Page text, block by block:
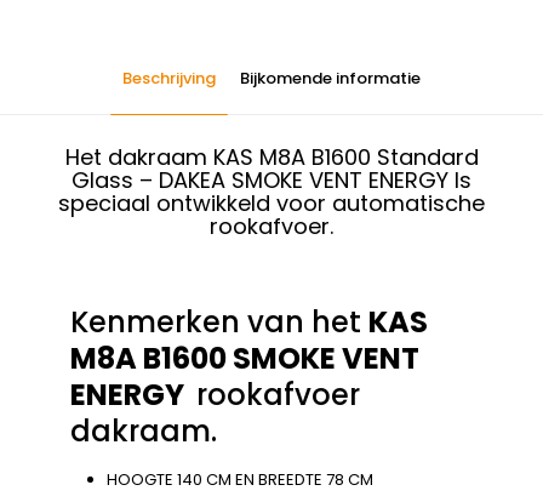
Beschrijving Bijkomende informatie
Het dakraam KAS M8A B1600 Standard
Glass – DAKEA SMOKE VENT ENERGY Is
speciaal ontwikkeld voor automatische
rookafvoer.
Kenmerken van het KAS
M8A B1600 SMOKE VENT
ENERGY rookafvoer
dakraam.
HOOGTE 140 CM EN BREEDTE 78 CM